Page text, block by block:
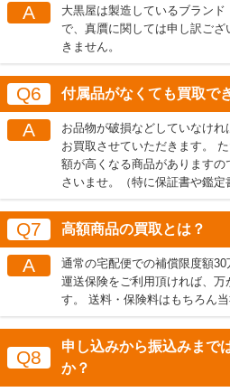
A
大黒屋は製造しているブラン
で、真贋に関しては申し訳ご
きません。
Q6 付属品がなくても買取で
A
お品物が破損などしていなけ
お買取させていただきます。
額が高くなる商品があります
さいませ。（特に保証書や鑑定
Q7 高額商品の買取とは？
A
通常の宅配便での補償限度額
運送保険をご利用頂ければ、
す。 送料・保険料はもちろん
Q8
申し込みから振込みまで
か？